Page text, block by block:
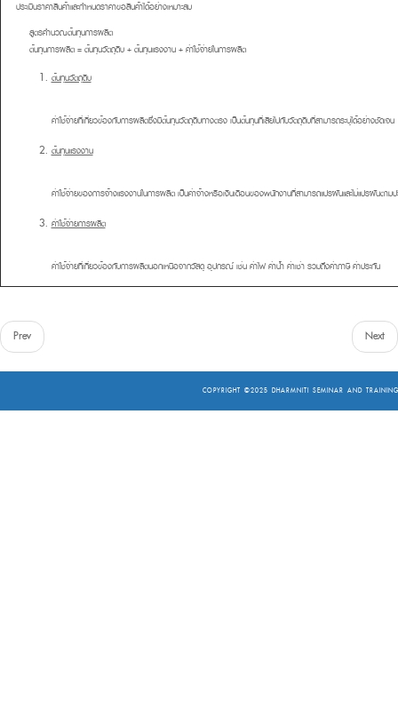
ประเมินราคาสินค้าและกำหนดราคาขอสินค้าได้อย่างเหมาะสม
สูตรคำนวณต้นทุนการผลิต
ต้นทุนการผลิต = ต้นทุนวัตถุดิบ + ต้นทุนแรงงาน + ค่าใช้จ่ายในการผลิต
ต้นทุนวัตถุดิบ
ค่าใช้จ่ายที่เกี่ยวข้องกับการผลิตซึ่งมีต้นทุนวัตถุดิบทางตรง เป็นต้นทุนที่เสียไปกับวัตถุดิบที่สามารถระบุได้อย่างชัดเจน
ต้นทุนแรงงาน
ค่าใช้จ่ายของการจ้างแรงงานในการผลิต เป็นค่าจ้างหรือเงินเดือนของพนักงานที่สามารถแปรผันและไม่แปรผันตา
ค่าใช้จ่ายการผลิต
ค่าใช้จ่ายที่เกี่ยวข้องกับการผลิตนอกเหนือจากวัสดุ อุปกรณ์ เช่น ค่าไฟ ค่าน้ำ ค่าเช่า รวมถึงค่าภาษี ค่าประกัน
Prev Next
COPYRIGHT ©2025 DHARMNITI SEMINAR AND